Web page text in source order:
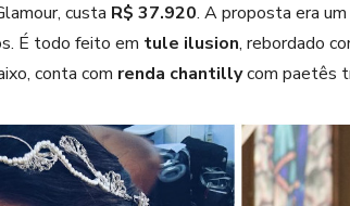
custa R$ 37.920. A proposta era
É todo feito em tule ilusion, rebordado
conta com renda chantillycom paetês